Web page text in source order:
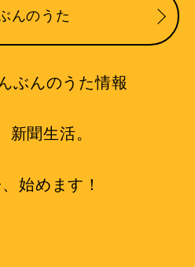
んのうた
ぶんのうた情報
新聞生活。
始めます！